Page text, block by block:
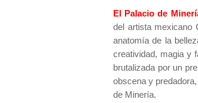
El Palacio de
del artista mexicano
anatomía de la
creatividad, magia y
brutalizada por un
obscena y
de Minería.